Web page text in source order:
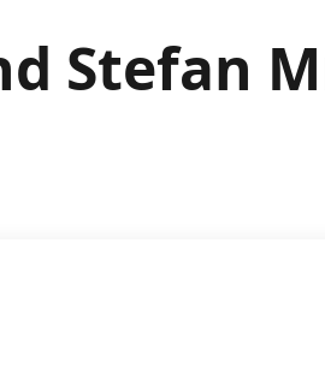
Stefan